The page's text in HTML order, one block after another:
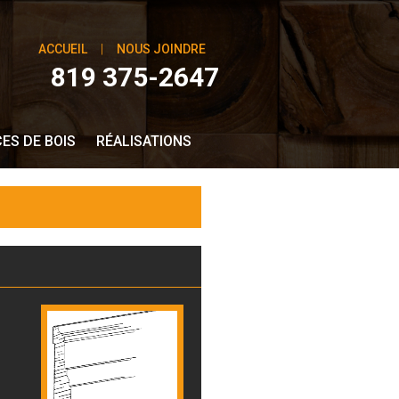
ACCUEIL NOUS JOINDRE
819 375-2647
DE BOIS RÉALISATIONS